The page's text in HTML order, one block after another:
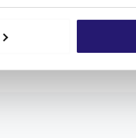
Die Schraube hat
eingesetzt und
sein, dass Sie nur
und Vollgewinde.